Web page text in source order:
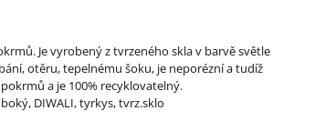
Je vyrobený z tvrzeného skla v barvě světle
otěru, tepelnému šoku, je neporézní a tudíž
a je 100% recyklovatelný.
DIWALI, tyrkys, tvrz.sklo